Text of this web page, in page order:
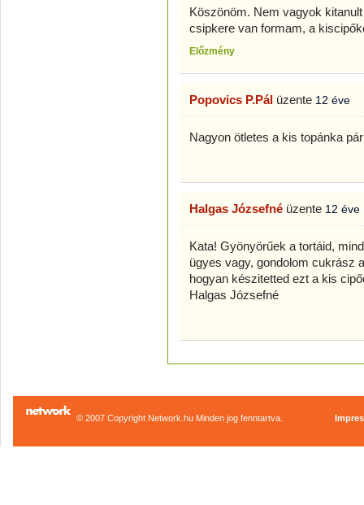
Köszönöm. Nem vagyok
csipkere van formam, a
Előzmény
Popovics P.Pál üzente 12 éve
Nagyon ötletes a kis topánka
Halgas Józsefné üzente 12 éve
Kata! Gyönyörűek a tortáid,
ügyes vagy, gondolom cukrász
hogyan készitetted ezt a kis
Halgas Józsefné
© 2007 Copyright Network.hu Minden jog fenntartva.